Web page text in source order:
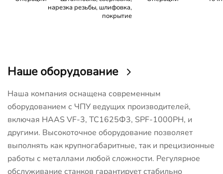
нарезка резьбы, шлифовка,
покрытие
Наше оборудование
Наша компания оснащена современным
оборудованием с ЧПУ ведущих производителей,
включая HAAS VF-3, ТС1625Ф3, SPF-1000PH, и
другими. Высокоточное оборудование позволяет
выполнять как крупногабаритные, так и прецизионные
работы с металлами любой сложности. Регулярное
обслуживание станков гарантирует стабильно